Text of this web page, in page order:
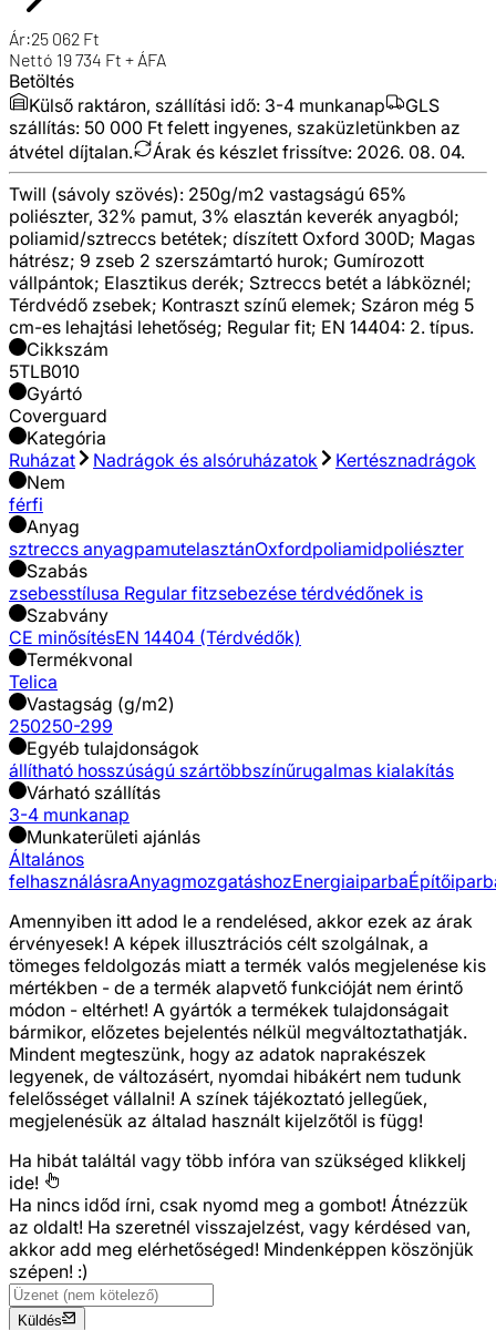
Ár:25 062 Ft
Nettó 19 734 Ft + ÁFA
Betöltés
Külső raktáron, szállítási idő: 3-4 munkanap
GLS
szállítás: 50 000 Ft felett ingyenes, szaküzletünkben az
átvétel díjtalan.
Árak és készlet frissítve: 2026. 08. 04.
Twill (sávoly szövés): 250g/m2 vastagságú 65%
poliészter, 32% pamut, 3% elasztán keverék anyagból;
poliamid/sztreccs betétek; díszített Oxford 300D; Magas
hátrész; 9 zseb 2 szerszámtartó hurok; Gumírozott
vállpántok; Elasztikus derék; Sztreccs betét a lábköznél;
Térdvédő zsebek; Kontraszt színű elemek; Száron még 5
cm-es lehajtási lehetőség; Regular fit; EN 14404: 2. típus.
Cikkszám
5TLB010
Gyártó
Coverguard
Kategória
Ruházat
Nadrágok és alsóruházatok
Kertésznadrágok
Nem
férfi
Anyag
sztreccs anyagpamutelasztánOxfordpoliamidpoliészter
Szabás
zsebesstílusa Regular fitzsebezése térdvédőnek is
Szabvány
CE minősítésEN 14404 (Térdvédők)
Termékvonal
Telica
Vastagság (g/m2)
250250-299
Egyéb tulajdonságok
állítható hosszúságú szártöbbszínűrugalmas kialakítás
Várható szállítás
3-4 munkanap
Munkaterületi ajánlás
Általános
felhasználásraAnyagmozgatáshozEnergiaiparba
Amennyiben itt adod le a rendelésed, akkor ezek az árak
érvényesek! A képek illusztrációs célt szolgálnak, a
tömeges feldolgozás miatt a termék valós megjelenése kis
mértékben - de a termék alapvető funkcióját nem érintő
módon - eltérhet! A gyártók a termékek tulajdonságait
bármikor, előzetes bejelentés nélkül megváltoztathatják.
Mindent megteszünk, hogy az adatok naprakészek
legyenek, de változásért, nyomdai hibákért nem tudunk
felelősséget vállalni! A színek tájékoztató jellegűek,
megjelenésük az általad használt kijelzőtől is függ!
Ha hibát találtál vagy több infóra van szükséged klikkelj
ide!
Ha nincs időd írni, csak nyomd meg a gombot! Átnézzük
az oldalt! Ha szeretnél visszajelzést, vagy kérdésed van,
akkor add meg elérhetőséged! Mindenképpen köszönjük
szépen! :)
Küldés